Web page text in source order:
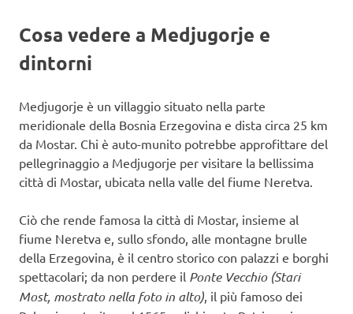
Cosa vedere a Medjugorje e
dintorni
Medjugorje è un villaggio situato nella parte
meridionale della Bosnia Erzegovina e dista circa 25 km
da Mostar. Chi è auto-munito potrebbe approfittare del
pellegrinaggio a Medjugorje per visitare la bellissima
città di Mostar, ubicata nella valle del fiume Neretva.
Ciò che rende famosa la città di Mostar, insieme al
fiume Neretva e, sullo sfondo, alle montagne brulle
della Erzegovina, è il centro storico con palazzi e borghi
spettacolari; da non perdere il Ponte Vecchio (Stari
Most, mostrato nella foto in alto), il più famoso dei